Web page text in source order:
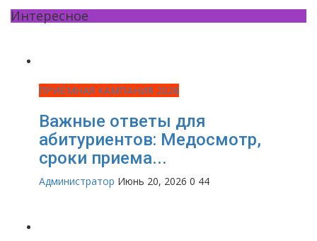
Интересное
ПРИЁМНАЯ КАМПАНИЯ 2026
Важные ответы для
абитуриентов: Медосмотр,
сроки приема...
Администратор Июнь 20, 2026 0 44